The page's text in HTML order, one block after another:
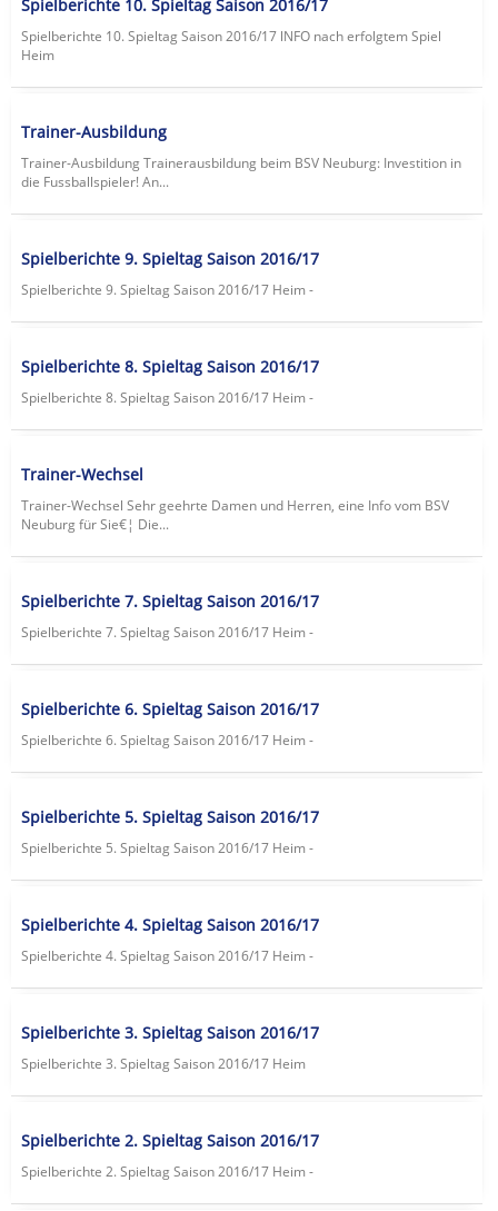
Spielberichte 10. Spieltag Saison 2016/17
Spielberichte 10. Spieltag Saison 2016/17 lNFO nach erfolgtem Spiel
Heim
Trainer-Ausbildung
Trainer-Ausbildung Trainerausbildung beim BSV Neuburg: Investition in
die Fussballspieler! An...
Spielberichte 9. Spieltag Saison 2016/17
Spielberichte 9. Spieltag Saison 2016/17 Heim -
Spielberichte 8. Spieltag Saison 2016/17
Spielberichte 8. Spieltag Saison 2016/17 Heim -
Trainer-Wechsel
Trainer-Wechsel Sehr geehrte Damen und Herren, eine Info vom BSV
Neuburg für Sie€¦ Die...
Spielberichte 7. Spieltag Saison 2016/17
Spielberichte 7. Spieltag Saison 2016/17 Heim -
Spielberichte 6. Spieltag Saison 2016/17
Spielberichte 6. Spieltag Saison 2016/17 Heim -
Spielberichte 5. Spieltag Saison 2016/17
Spielberichte 5. Spieltag Saison 2016/17 Heim -
Spielberichte 4. Spieltag Saison 2016/17
Spielberichte 4. Spieltag Saison 2016/17 Heim -
Spielberichte 3. Spieltag Saison 2016/17
Spielberichte 3. Spieltag Saison 2016/17 Heim
Spielberichte 2. Spieltag Saison 2016/17
Spielberichte 2. Spieltag Saison 2016/17 Heim -